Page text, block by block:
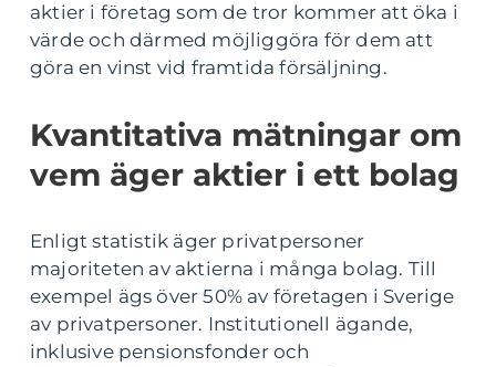
aktier i företag som de tror kommer att öka i
värde och därmed möjliggöra för dem att
göra en vinst vid framtida försäljning.
Kvantitativa mätningar om
vem äger aktier i ett bolag
Enligt statistik äger privatpersoner
majoriteten av aktierna i många bolag. Till
exempel ägs över 50% av företagen i Sverige
av privatpersoner. Institutionell ägande,
inklusive pensionsfonder och